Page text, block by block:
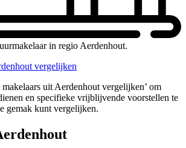
in regio Aerdenhout.
vergelijken
uit Aerdenhout vergelijken’ om
en specifieke vrijblijvende voorstellen te
gemak kunt vergelijken.